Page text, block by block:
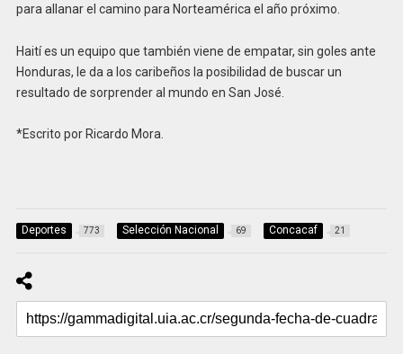
para allanar el camino para Norteamérica el año próximo.
Haití es un equipo que también viene de empatar, sin goles ante
Honduras, le da a los caribeños la posibilidad de buscar un
resultado de sorprender al mundo en San José.
*Escrito por Ricardo Mora.
Deportes 773 Selección Nacional 69 Concacaf 21